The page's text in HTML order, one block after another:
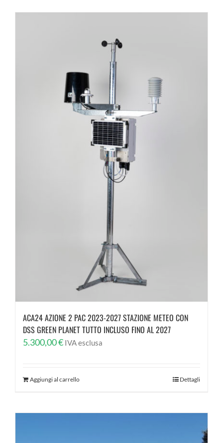
ACA24 AZIONE 2 PAC 2023-2027 STAZIONE METEO CON
DSS GREEN PLANET TUTTO INCLUSO FINO AL 2027
5.300,00€ IVA esclusa
Aggiungi al carrello Dettagli